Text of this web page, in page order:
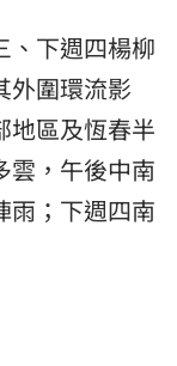
、下週四楊柳
外圍環流影
地區及恆春半
雲，午後中南
雨；下週四南